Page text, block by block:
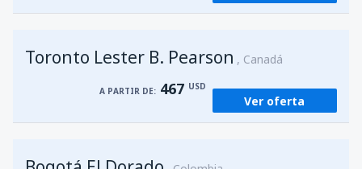
Toronto Lester B. Pearson Canadá
A PARTIR DE: 467 USD
Ver oferta